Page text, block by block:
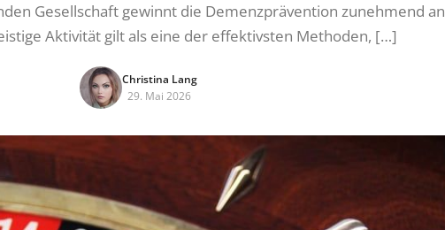
Gesellschaft gewinnt die Demenzprävention zunehmend an
Aktivität gilt als eine der effektivsten Methoden, […]
Christina Lang
29. Mai 2026